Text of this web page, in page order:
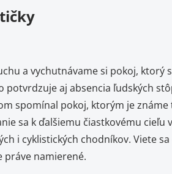
a vychutnávame si pokoj, ktorý
aj absencia ľudských
spomínal pokoj, ktorým je
sa k ďalšiemu čiastkovému cieľu
i cyklistických chodníkov. Viete
práve namierené.